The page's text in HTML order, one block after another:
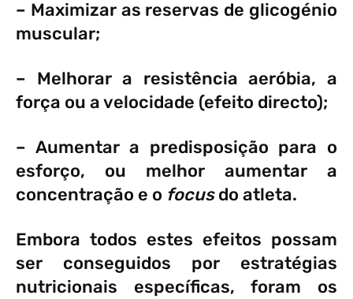
– Maximizar as reservas de glicogénio
muscular;
– Melhorar a resistência aeróbia, a
força ou a velocidade (efeito directo);
– Aumentar a predisposição para o
esforço, ou melhor aumentar a
concentração e o focusdo atleta.
Embora todos estes efeitos possam
ser conseguidos por estratégias
nutricionais específicas, foram os